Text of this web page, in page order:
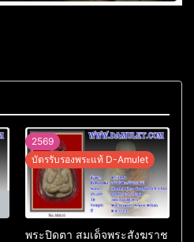
2569
บัตรรับรองพระแท้ D-Amulet
พระปิดตา สมเด็จพระสังฆราช